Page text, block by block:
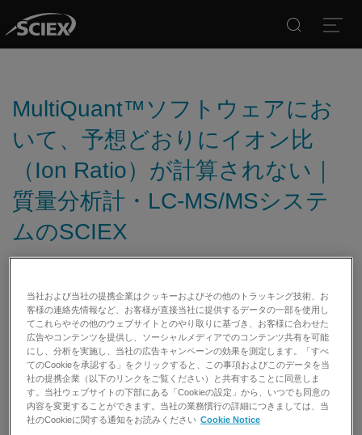
MultiQuant™ソフトウェアにお
いて、予想どおりにイオン比
（Ion Ratio）が計算されない｜
質量分析計・LC-MS/MSシステ
ムのSCIEX
日付:
05/31/2018
カテゴリー:
印刷する 記事を評価する:
当社および当社の提携企業はクッキーおよびその他のトラッキング技術、お
客様の連絡先情報など、お客様が直接当社に提供するデータの一部を使用し
てこれらやその他のウェブサイトとのやり取りに基づき、お客様に合わせた
広告やコンテンツを提供し、ソーシャルメディアでのコンテンツ共有を可能
にし、分析を実施し、当社の広告キャンペーンの効果を測定します。「すべ
てのCookieを承認する」をクリックすると、この事項およびこのデータを当
社の提携企業（以下のリンクをご覧ください）と共有することに同意しま
す。当社ウェブサイトの下部にある「Cookieの設定」から、いつでも同意の
内容を変更することができます。当社の業務慣行の詳細につきましては、当
社のCookieに関する通知をお読みください Cookie Notice